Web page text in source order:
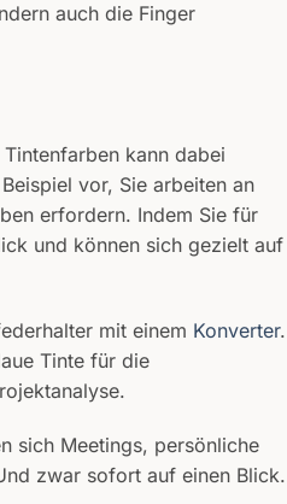
auch die Finger
kann dabei
vor, Sie arbeiten an
erfordern. Indem Sie für
und können sich gezielt auf
mit einem Konverter.
Tinte für die
sich Meetings, persönliche
zwar sofort auf einen Blick.